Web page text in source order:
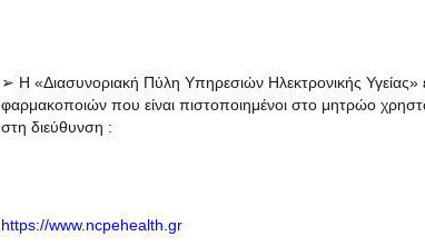
➢ Η «Διασυνοριακή Πύλη Υπηρεσιών Ηλεκτρονικής Υγείας»
φαρμακοποιών που είναι πιστοποιημένοι στο μητρώο
στη διεύθυνση :
https://www.ncpehealth.gr